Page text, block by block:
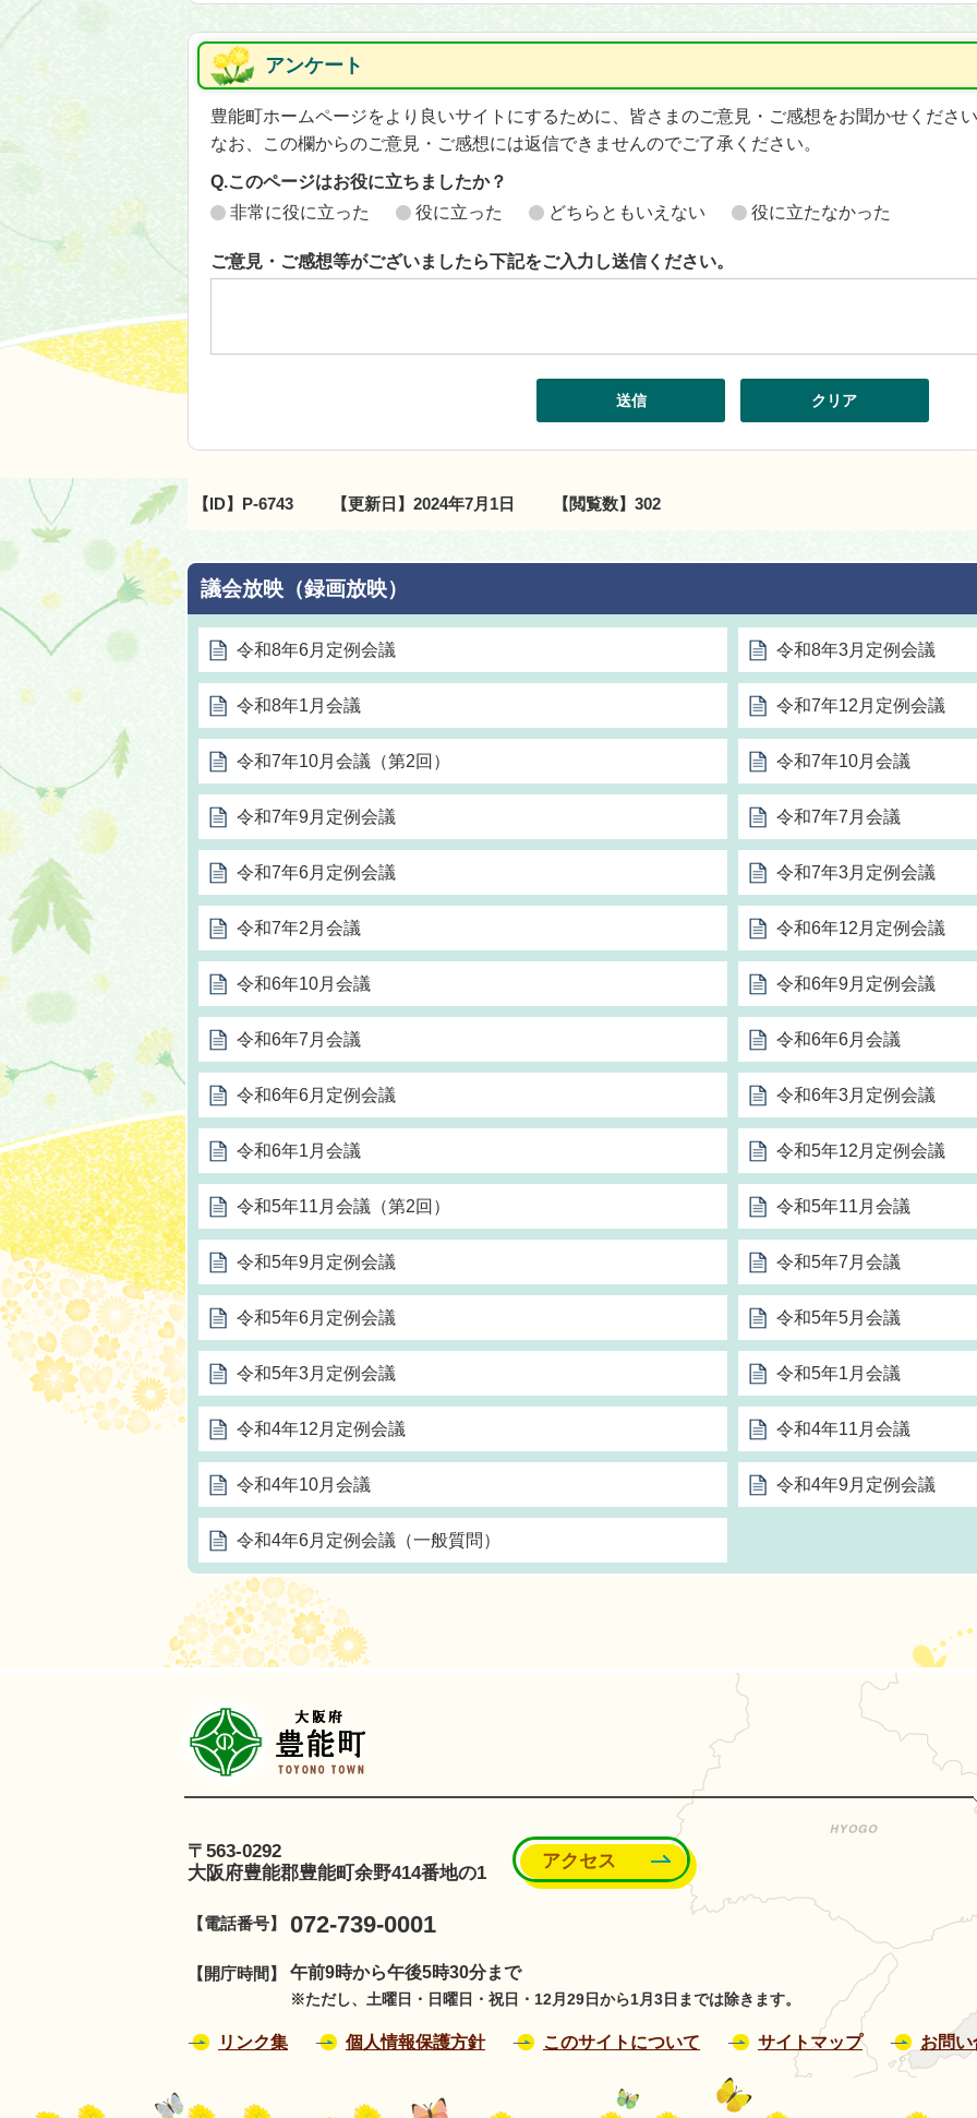
アンケート
豊能町ホームページをより良いサイトにするために、皆さまのご意見・ご感想をお聞かせくださ
なお、この欄からのご意見・ご感想には返信できませんのでご了承ください。
Q.このページはお役に立ちましたか？
非常に役に立った
役に立った どちらともいえない 役に立たなかった
ご意見・ご感想等がございましたら下記をご入力し送信ください。
【ID】 P-6743 【更新日】 2024年7月1日 【閲覧数】 302
議会放映（録画放映）
令和8年6月定例会議 令和8年3月定例会議
令和8年1月会議 令和7年12月定例会議
令和7年10月会議（第2回） 令和7年10月会議
令和7年9月定例会議 令和7年7月会議
令和7年6月定例会議 令和7年3月定例会議
令和7年2月会議 令和6年12月定例会議
令和6年10月会議 令和6年9月定例会議
令和6年7月会議 令和6年6月会議
令和6年6月定例会議 令和6年3月定例会議
令和6年1月会議 令和5年12月定例会議
令和5年11月会議（第2回） 令和5年11月会議
令和5年9月定例会議 令和5年7月会議
令和5年6月定例会議 令和5年5月会議
令和5年3月定例会議 令和5年1月会議
令和4年12月定例会議 令和4年11月会議
令和4年10月会議 令和4年9月定例会議
令和4年6月定例会議（一般質問）
〒563-0292
大阪府豊能郡豊能町余野414番地の1
アクセス
【電話番号】 072-739-0001
【開庁時間】 午前9時から午後5時30分まで
※ただし、土曜日・日曜日・祝日・12月29日から1月3日までは除きます。
リンク集 個人情報保護方針 このサイトについて サイトマップ お問